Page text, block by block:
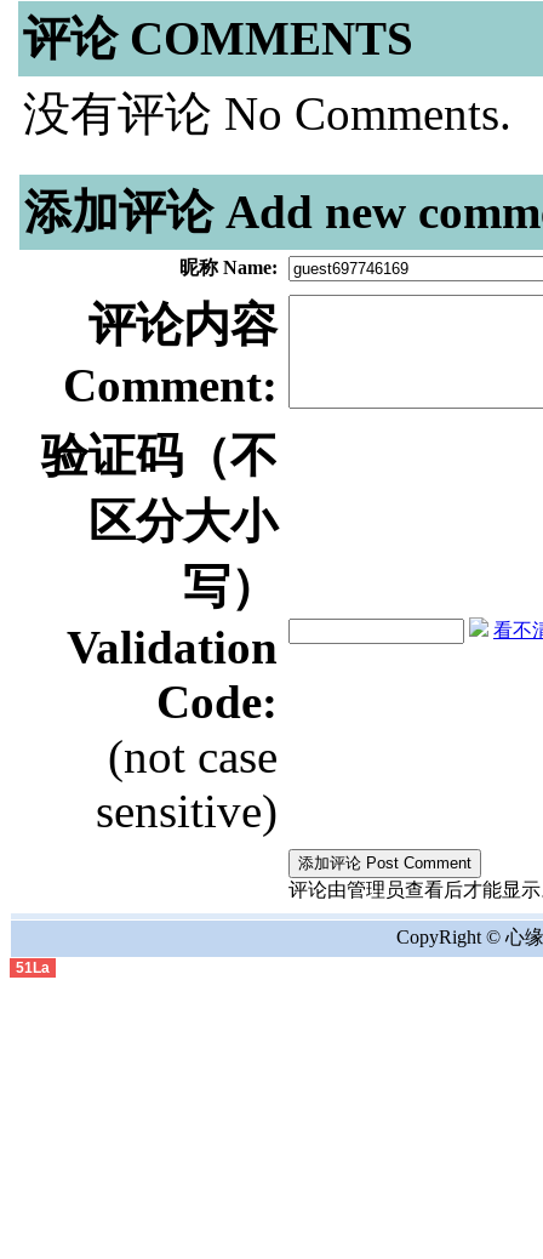
评论 COMMENTS
没有评论 No Comments.
添加评论 Add new
昵称 Name:
评论内容
Comment:
验证码（不
区分大小
写）
Validation
Code:
(not case
sensitive)
看不
评论由管理员查看后才能显示
CopyRight © 心
51La